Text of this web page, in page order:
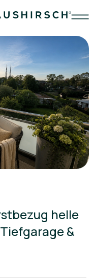
helle
&